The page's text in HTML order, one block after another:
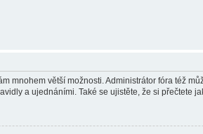
mnohem větší možnosti. Administrátor fóra též
a ujednáními. Také se ujistěte, že si přečtete